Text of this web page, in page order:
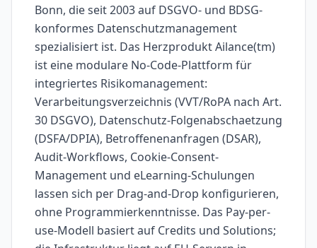
Bonn, die seit 2003 auf DSGVO- und BDSG-
konformes Datenschutzmanagement
spezialisiert ist. Das Herzprodukt Ailance(tm)
ist eine modulare No-Code-Plattform für
integriertes Risikomanagement:
Verarbeitungsverzeichnis (VVT/RoPA nach Art.
30 DSGVO), Datenschutz-Folgenabschaetzung
(DSFA/DPIA), Betroffenenanfragen (DSAR),
Audit-Workflows, Cookie-Consent-
Management und eLearning-Schulungen
lassen sich per Drag-and-Drop konfigurieren,
ohne Programmierkenntnisse. Das Pay-per-
use-Modell basiert auf Credits und Solutions;